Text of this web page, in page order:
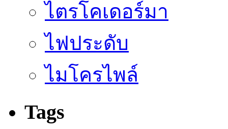
ไตรโคเดอร์มา
ไฟประดับ
ไมโครไพล์
Tags